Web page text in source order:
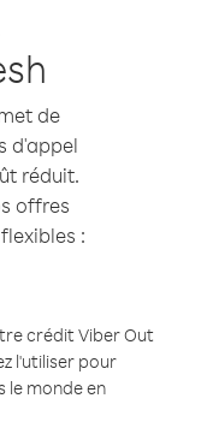
de
d'appel
réduit.
offres
:
crédit Viber Out
l'utiliser pour
le monde en